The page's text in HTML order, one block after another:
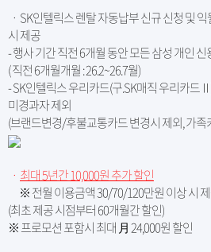
ㆍ SK인텔릭스 렌탈 자동납부 신규 신청 및
시 제공
- 행사 기간 직전 6개월 동안 모든 삼성 개인
( 직전 6개월개월 : 26.2~26.7월)
- SK인텔릭스 우리카드(구.SK매직 우리카드
미경과자 제외
(브랜드변경/후불교통카드 변경시 제외, 가족
ㆍ 최대 5년간 10,000원 추가 할인
※ 전월 이용금액 30/70/120만원 이상 시
(최초 제공 시점부터 60개월간 할인)
※ 프로모션 포함시 최대 月 24,000원 할인